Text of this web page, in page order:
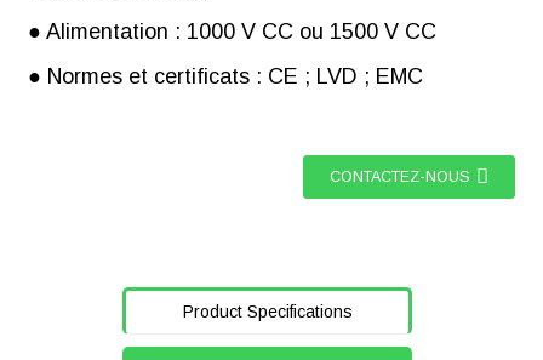
● Alimentation : 1000 V CC ou 1500 V CC
● Normes et certificats : CE ; LVD ; EMC
CONTACTEZ-NOUS
Product Specifications